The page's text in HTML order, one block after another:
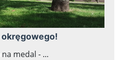
okręgowego!
medal - ...